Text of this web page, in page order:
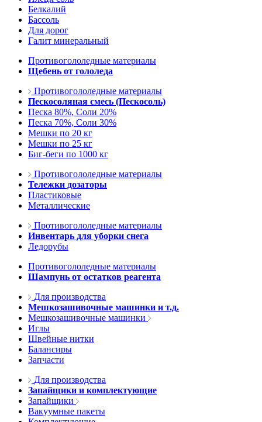
Белкалий
Бассоль
Для дорог
Галит минеральный
Противогололедные материалы
Щебень от гололеда
Противогололедные материалы
Пескосоляная смесь (Пескосоль)
Песка 80%, Соли 20%
Песка 70%, Соли 30%
Мешки по 20 кг
Мешки по 25 кг
Биг-беги по 1000 кг
Противогололедные материалы
Тележки дозаторы
Пластиковые
Металлические
Противогололедные материалы
Инвентарь для уборки снега
Ледорубы
Противогололедные материалы
Шампунь от остатков реагента
Для производства
Мешкозашивочные машинки и т.д.
Мешкозашивочные машинки
Иглы
Швейные нитки
Балансиры
Запчасти
Для производства
Запайщики и комплектующие
Запайщики
Вакуумные пакеты